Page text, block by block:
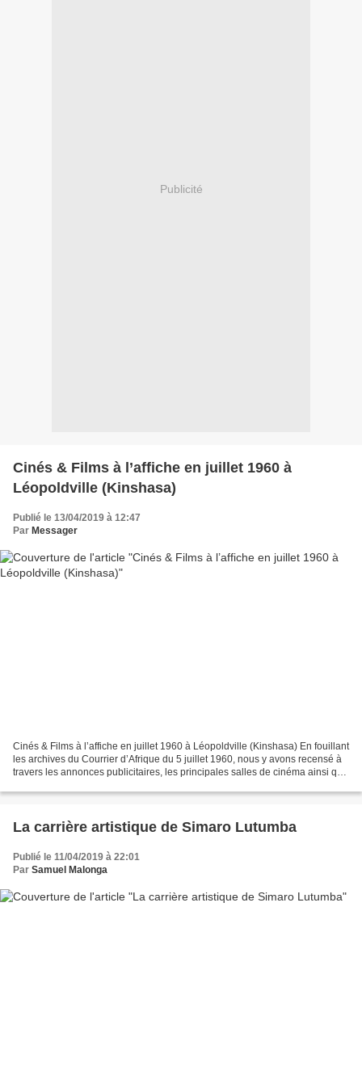
Publicité
Cinés & Films à l’affiche en juillet 1960 à
Léopoldville (Kinshasa)
Publié le 13/04/2019 à 12:47
Par Messager
Cinés & Films à l’affiche en juillet 1960 à Léopoldville (Kinshasa) En fouillant
les archives du Courrier d’Afrique du 5 juillet 1960, nous y avons recensé à
travers les annonces publicitaires, les principales salles de cinéma ainsi que
La carrière artistique de Simaro Lutumba
Publié le 11/04/2019 à 22:01
Par Samuel Malonga